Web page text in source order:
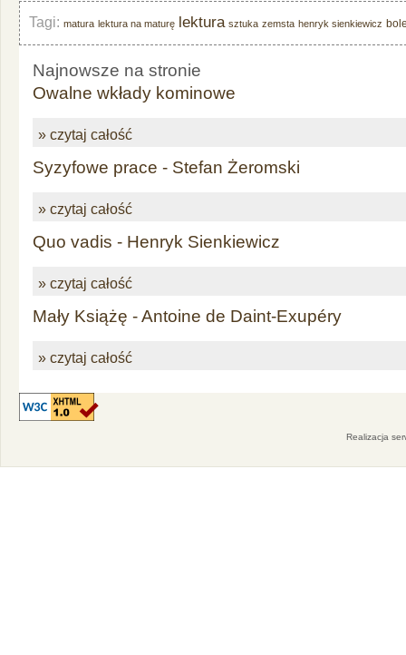
Tagi: matura lektura na maturę lektura sztuka zemsta henryk sienkiewicz
Najnowsze na stronie
Owalne wkłady kominowe
» czytaj całość
Syzyfowe prace - Stefan Żeromski
» czytaj całość
Quo vadis - Henryk Sienkiewicz
» czytaj całość
Mały Książę - Antoine de Daint-Exupéry
» czytaj całość
Realizacja